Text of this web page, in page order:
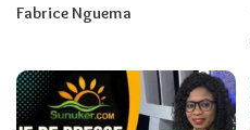
Fabrice Nguema